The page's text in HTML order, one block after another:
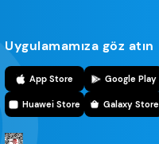
Uygulamamıza göz atın
App Store Google Play
Huawei Store Galaxy Store